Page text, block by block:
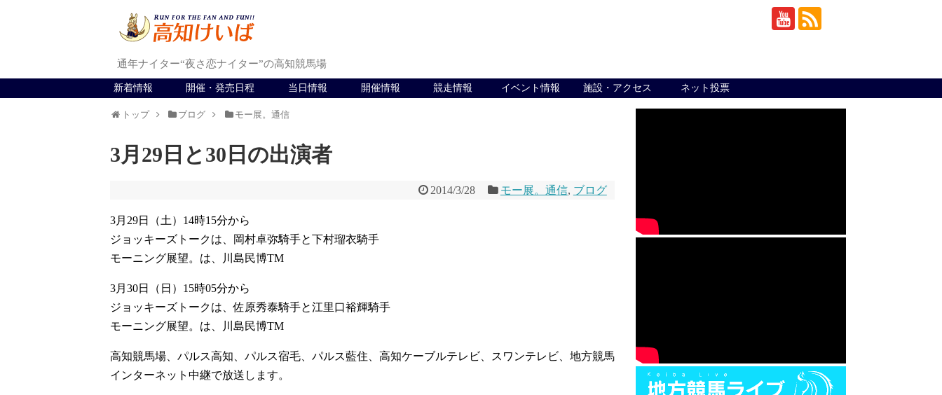
通年ナイター“夜さ恋ナイター”の高知競馬場
新着情報 開催・発売日程 当日情報 開催情報 競走情報 イベント情報 施設・アクセス ネット投票
トップ ブログ モー展。通信
3月29日と30日の出演者
2014/3/28 モー展。通信, ブログ
3月29日（土）14時15分から
ジョッキーズトークは、岡村卓弥騎手と下村瑠衣騎手
モーニング展望。は、川島民博TM
3月30日（日）15時05分から
ジョッキーズトークは、佐原秀泰騎手と江里口裕輝騎手
モーニング展望。は、川島民博TM
高知競馬場、パルス高知、パルス宿毛、パルス藍住、高知ケーブルテレビ、スワンテレビ、地方競馬
インターネット中継で放送します。